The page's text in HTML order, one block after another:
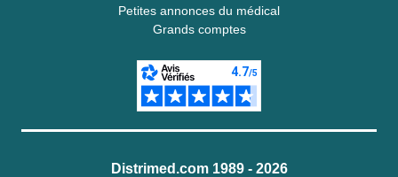
Petites annonces du médical
Grands comptes
Distrimed.com 1989 - 2026